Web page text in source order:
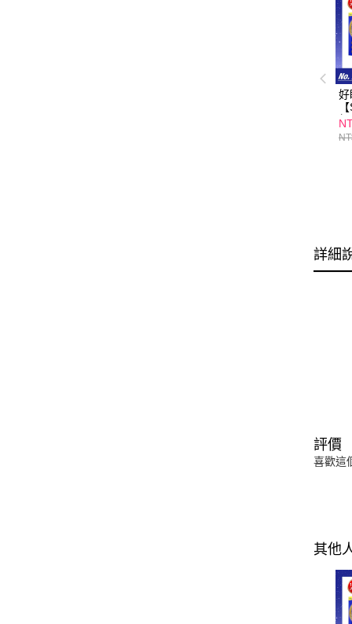
好
詳細
評價
喜歡這
其他